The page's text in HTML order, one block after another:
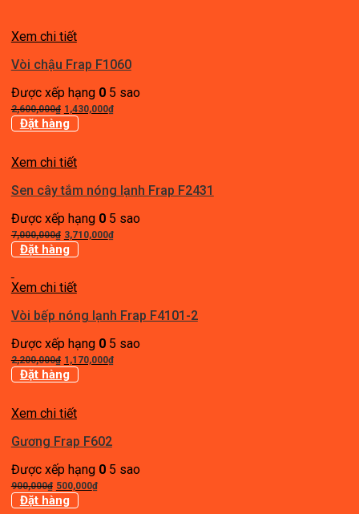
Xem chi tiết
Vòi chậu Frap F1060
Được xếp hạng 05 sao
2,600,000₫ Giá
gốc
2,600,000₫.
1,430,000₫Giá
Đặt hàng
Xem chi tiết
Sen cây tắm nóng lạnh Frap F2431
Được xếp hạng 05 sao
7,000,000₫ Giá
gốc
7,000,000₫.
3,710,000₫Giá
Đặt hàng
Xem chi tiết
Vòi bếp nóng lạnh Frap F4101-2
Được xếp hạng 05 sao
2,200,000₫ Giá
gốc
2,200,000₫.
1,170,000₫Giá
Đặt hàng
Xem chi tiết
Gương Frap F602
Được xếp hạng 05 sao
900,000₫ Giá
gốc
500,000₫Giá
Đặt hàng